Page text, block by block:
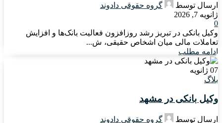
ارسال توسط
گروه حقوقی دادوند
ژانویه 7, 2026
0
وکیل بانکی در تبریز رشد روزافزون فعالیت بانک‌ها و افزایش
تعاملات مالی میان اشخاص حقیقی، ش...
ادامه مطلب
07 ژانویه
بلاگ
وکیل بانکی در مشهد
ارسال توسط
گروه حقوقی دادوند